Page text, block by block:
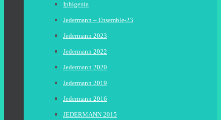
Iphigenia
Jedermann – Ensemble-23
Jedermann 2023
Jedermann 2022
Jedermann 2020
Jedermann 2019
Jedermann 2016
JEDERMANN 2015